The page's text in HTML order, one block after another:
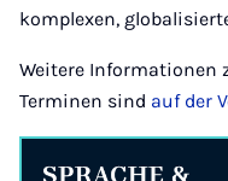
komplexen,
Weitere Informationen
Terminen sind auf der